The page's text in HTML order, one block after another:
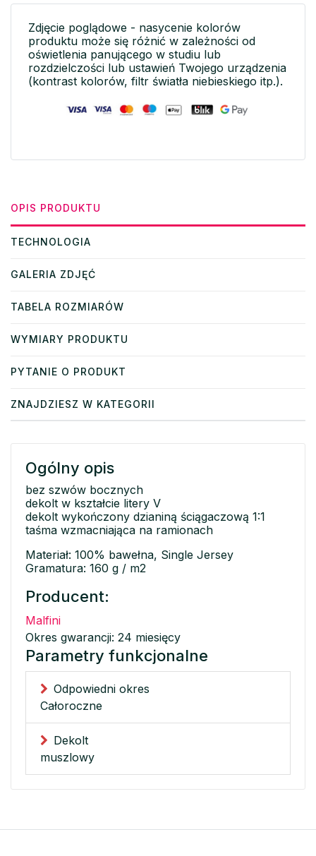
Zdjęcie poglądowe - nasycenie kolorów
produktu może się różnić w zależności od
oświetlenia panującego w studiu lub
rozdzielczości lub ustawień Twojego urządzenia
(kontrast kolorów, filtr światła niebieskiego itp.).
OPIS PRODUKTU
TECHNOLOGIA
GALERIA ZDJĘĆ
TABELA ROZMIARÓW
WYMIARY PRODUKTU
PYTANIE O PRODUKT
ZNAJDZIESZ W KATEGORII
Ogólny opis
bez szwów bocznych
dekolt w kształcie litery V
dekolt wykończony dzianiną ściągaczową 1:1
taśma wzmacniająca na ramionach
Materiał: 100% bawełna, Single Jersey
Gramatura: 160 g / m2
Producent:
Malfini
Okres gwarancji: 24 miesięcy
Parametry funkcjonalne
Odpowiedni okres
Całoroczne
Dekolt
muszlowy